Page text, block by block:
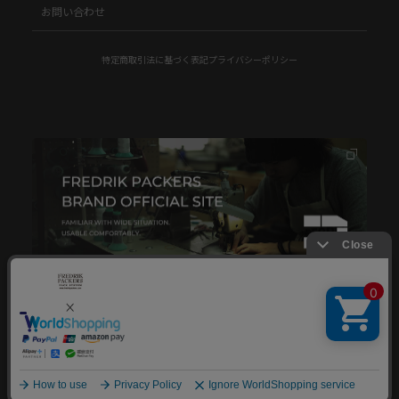
お問い合わせ
特定商取引法に基づく表記プライバシーポリシー